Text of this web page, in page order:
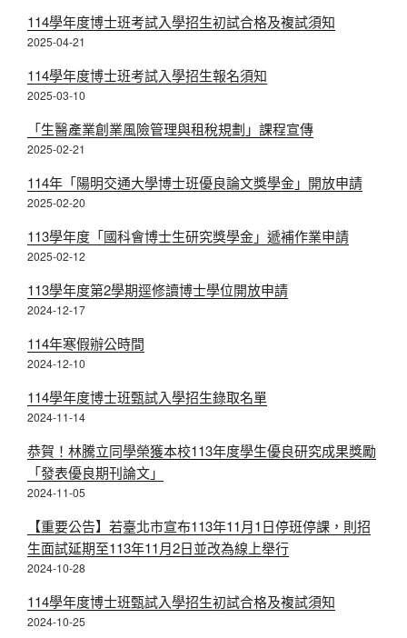
114學年度博士班考試入學招生初試合格及複試須知
2025-04-21
114學年度博士班考試入學招生報名須知
2025-03-10
「生醫產業創業風險管理與租稅規劃」課程宣傳
2025-02-21
114年「陽明交通大學博士班優良論文獎學金」開放申請
2025-02-20
113學年度「國科會博士生研究獎學金」遞補作業申請
2025-02-12
113學年度第2學期逕修讀博士學位開放申請
2024-12-17
114年寒假辦公時間
2024-12-10
114學年度博士班甄試入學招生錄取名單
2024-11-14
恭賀！林騰立同學榮獲本校113年度學生優良研究成果獎勵
「發表優良期刊論文」
2024-11-05
【重要公告】若臺北市宣布113年11月1日停班停課，則招
生面試延期至113年11月2日並改為線上舉行
2024-10-28
114學年度博士班甄試入學招生初試合格及複試須知
2024-10-25